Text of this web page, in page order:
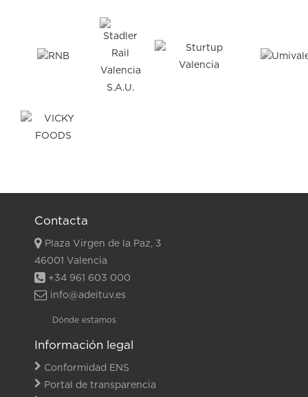
Contacta
Plaza Virgen de la Paz, 3
46001 Valencia
+34 961 603 000
info@adeituv.es
Dónde estamos
Información legal
Conformidad ENS
Portal de transparencia